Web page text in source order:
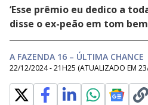
‘Esse prêmio eu dedico a
disse o ex-peão em tom
A FAZENDA 16 – ÚLTIMA CHANCE
22/12/2024 - 21H25 (ATUALIZADO EM